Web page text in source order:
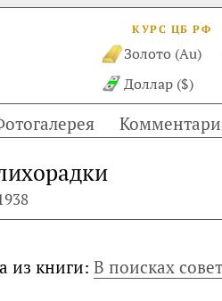
КУРС ЦБ РФ
Золото (Au)
Доллар ($)
из книги: В поисках